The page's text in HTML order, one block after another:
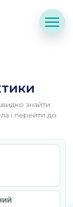
знайти
і перейти до